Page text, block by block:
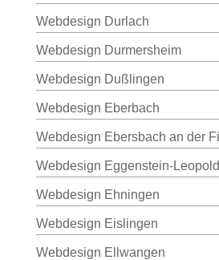
Webdesign Durlach
Webdesign Durmersheim
Webdesign Dußlingen
Webdesign Eberbach
Webdesign Ebersbach an der
Webdesign Eggenstein-
Webdesign Ehningen
Webdesign Eislingen
Webdesign Ellwangen